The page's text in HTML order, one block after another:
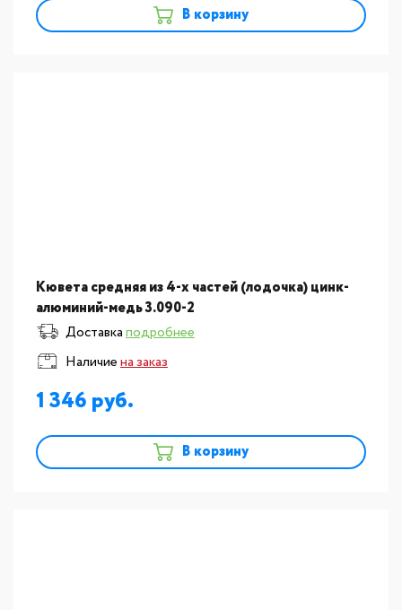
В корзину
Кювета средняя из 4-х частей (лодочка) цинк-
алюминий-медь 3.090-2
Доставкаподробнее
Наличиена заказ
1 346
В корзину